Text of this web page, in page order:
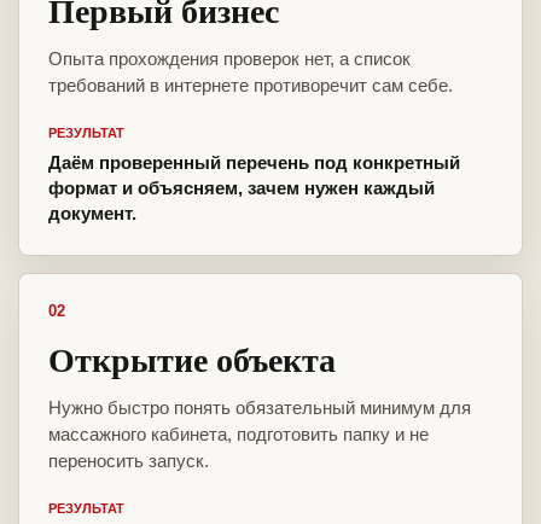
Первый бизнес
Опыта прохождения проверок нет, а список
требований в интернете противоречит сам себе.
РЕЗУЛЬТАТ
Даём проверенный перечень под конкретный
формат и объясняем, зачем нужен каждый
документ.
02
Открытие объекта
Нужно быстро понять обязательный минимум для
массажного кабинета, подготовить папку и не
переносить запуск.
РЕЗУЛЬТАТ